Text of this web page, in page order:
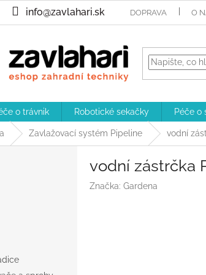
info@zavlahari.sk DOPRAVA O
o trávnik Robotické sekačky Péče o
Zavlažovací systém Pipeline vodní
vodní zástrčka
Značka: Gardena